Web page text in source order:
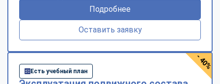
Подробнее
Оставить заявку
Есть учебный план
- 40%